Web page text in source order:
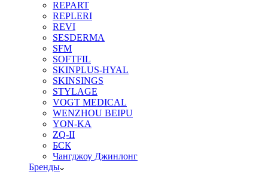
REPART
REPLERI
REVI
SESDERMA
SFM
SOFTFIL
SKINPLUS-HYAL
SKINSINGS
STYLAGE
VOGT MEDICAL
WENZHOU BEIPU
YON-KA
ZQ-II
БСК
Чангджоу Джинлонг
Бренды